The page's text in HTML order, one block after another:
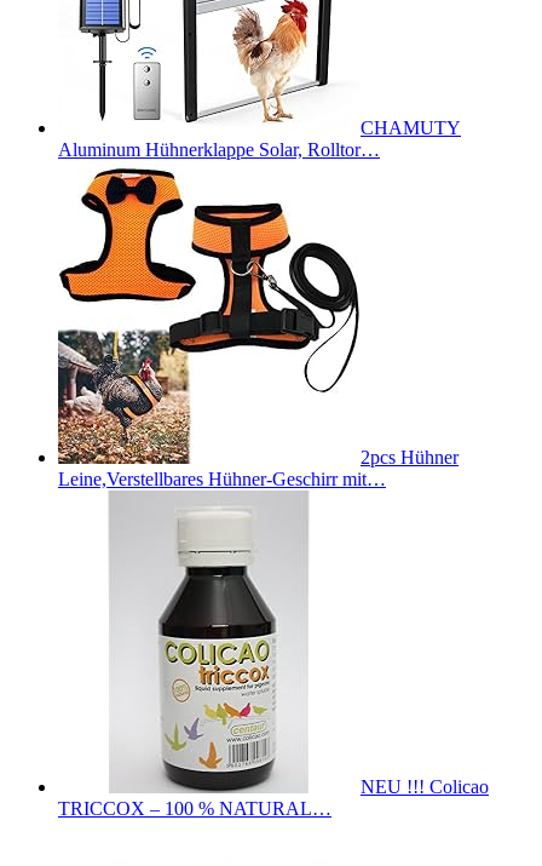
CHAMUTY
Aluminum Hühnerklappe Solar, Rolltor…
2pcs Hühner
Leine,Verstellbares Hühner-Geschirr mit…
NEU !!! Colicao
TRICCOX – 100 % NATURAL…